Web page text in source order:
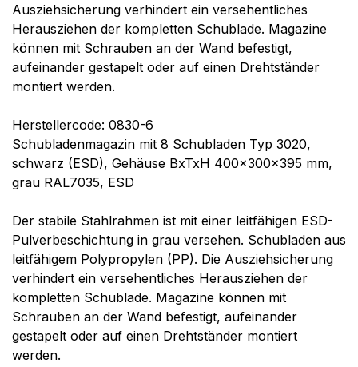
Ausziehsicherung verhindert ein versehentliches
Herausziehen der kompletten Schublade. Magazine
können mit Schrauben an der Wand befestigt,
aufeinander gestapelt oder auf einen Drehtständer
montiert werden.
Herstellercode: 0830-6
Schubladenmagazin mit 8 Schubladen Typ 3020,
schwarz (ESD), Gehäuse BxTxH 400x300x395 mm,
grau RAL7035, ESD
Der stabile Stahlrahmen ist mit einer leitfähigen ESD-
Pulverbeschichtung in grau versehen. Schubladen aus
leitfähigem Polypropylen (PP). Die Ausziehsicherung
verhindert ein versehentliches Herausziehen der
kompletten Schublade. Magazine können mit
Schrauben an der Wand befestigt, aufeinander
gestapelt oder auf einen Drehtständer montiert
werden.